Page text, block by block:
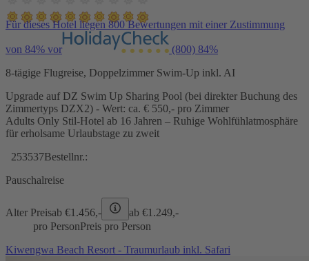
Für dieses Hotel liegen 800 Bewertungen mit einer Zustimmung
von 84% vor (800) 84%
8-tägige Flugreise, Doppelzimmer Swim-Up inkl. AI
Upgrade auf DZ Swim Up Sharing Pool (bei direkter Buchung des
Zimmertyps DZX2) - Wert: ca. € 550,- pro Zimmer
Adults Only Stil-Hotel ab 16 Jahren – Ruhige Wohlfühlatmosphäre
für erholsame Urlaubstage zu zweit
253537Bestellnr.:
Pauschalreise
Alter Preisab €1.456,- ab €1.249,-
pro PersonPreis pro Person
Kiwengwa Beach Resort - Traumurlaub inkl. Safari